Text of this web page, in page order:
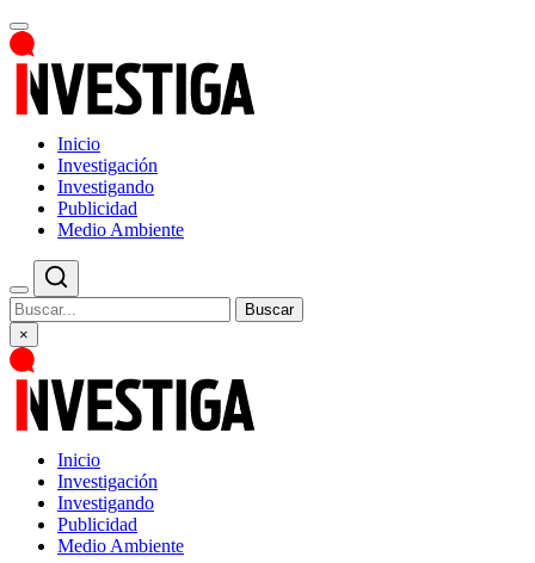
Inicio
Investigación
Investigando
Publicidad
Medio Ambiente
Buscar
×
Inicio
Investigación
Investigando
Publicidad
Medio Ambiente